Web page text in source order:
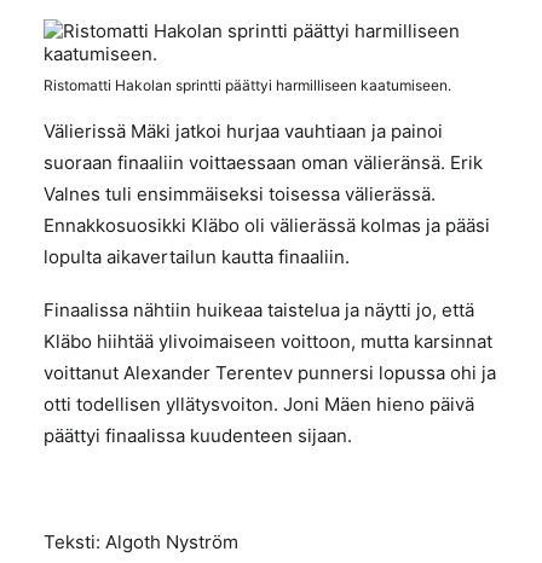
Ristomatti Hakolan sprintti päättyi harmilliseen kaatumiseen.
Välierissä Mäki jatkoi hurjaa vauhtiaan ja painoi
suoraan finaaliin voittaessaan oman välieränsä. Erik
Valnes tuli ensimmäiseksi toisessa välierässä.
Ennakkosuosikki Kläbo oli välierässä kolmas ja pääsi
lopulta aikavertailun kautta finaaliin.
Finaalissa nähtiin huikeaa taistelua ja näytti jo, että
Kläbo hiihtää ylivoimaiseen voittoon, mutta karsinnat
voittanut Alexander Terentev punnersi lopussa ohi ja
otti todellisen yllätysvoiton. Joni Mäen hieno päivä
päättyi finaalissa kuudenteen sijaan.
Teksti: Algoth Nyström